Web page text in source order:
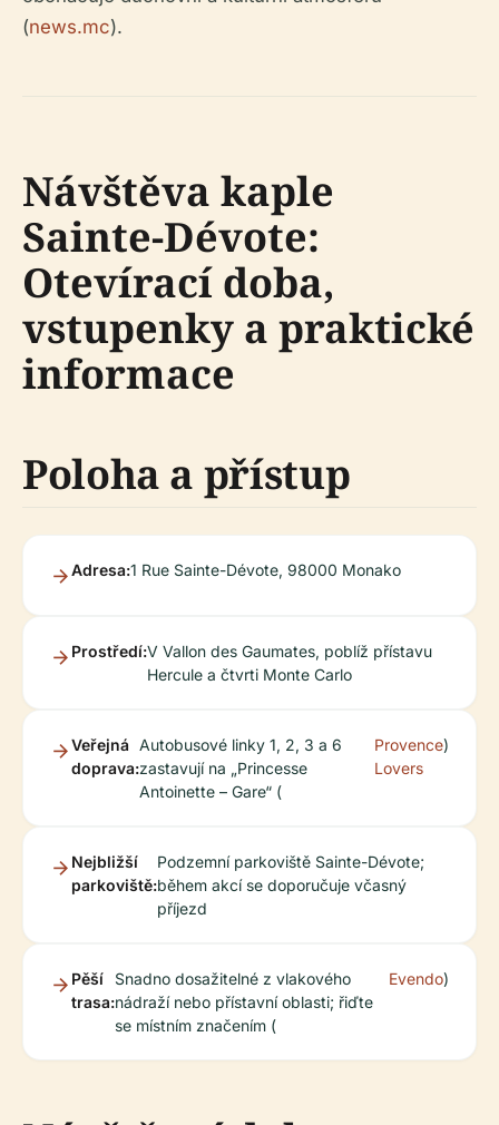
(news.mc).
Návštěva kaple
Sainte-Dévote:
Otevírací doba,
vstupenky a praktické
informace
Poloha a přístup
Adresa:1 Rue Sainte-Dévote, 98000 Monako
Prostředí:V Vallon des Gaumates, poblíž přístavu
Hercule a čtvrti Monte Carlo
Veřejná
doprava:
Autobusové linky 1, 2, 3 a 6
zastavují na „Princesse
Antoinette – Gare“ (
Provence
Lovers
)
Nejbližší
parkoviště:
Podzemní parkoviště Sainte-Dévote;
během akcí se doporučuje včasný
příjezd
Pěší
trasa:
Snadno dosažitelné z vlakového
nádraží nebo přístavní oblasti; řiďte
se místním značením (
Evendo)